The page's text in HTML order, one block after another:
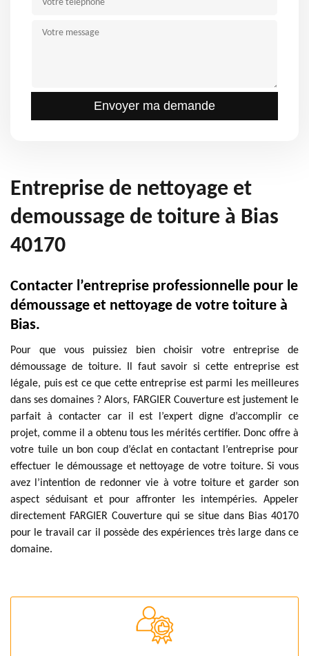
Entreprise de nettoyage et
demoussage de toiture à Bias
40170
Contacter l’entreprise professionnelle pour le
démoussage et nettoyage de votre toiture à
Bias.
Pour que vous puissiez bien choisir votre entreprise de
démoussage de toiture. Il faut savoir si cette entreprise est
légale, puis est ce que cette entreprise est parmi les meilleures
dans ses domaines ? Alors, FARGIER Couverture est justement le
parfait à contacter car il est l’expert digne d’accomplir ce
projet, comme il a obtenu tous les mérités certifier. Donc offre à
votre tuile un bon coup d’éclat en contactant l’entreprise pour
effectuer le démoussage et nettoyage de votre toiture. Si vous
avez l’intention de redonner vie à votre toiture et garder son
aspect séduisant et pour affronter les intempéries. Appeler
directement FARGIER Couverture qui se situe dans Bias 40170
pour le travail car il possède des expériences très large dans ce
domaine.